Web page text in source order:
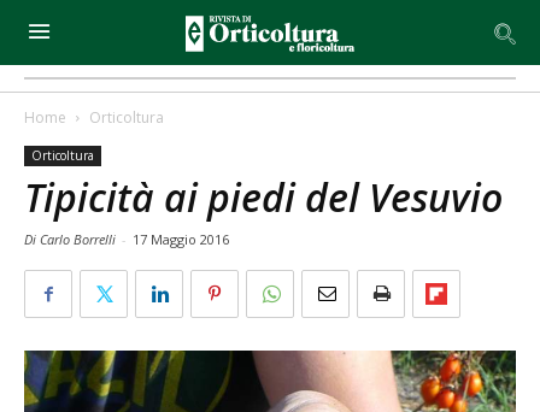
Home Orticoltura
Orticoltura
Tipicità ai piedi del Vesuvio
Di Carlo Borrelli - 17 Maggio 2016